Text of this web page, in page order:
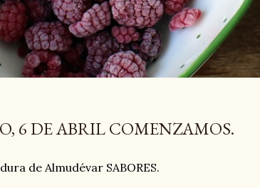
6 DE ABRIL COMENZAMOS.
de Almudévar SABORES.